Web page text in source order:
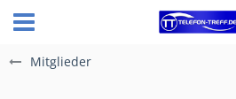
Mitglieder